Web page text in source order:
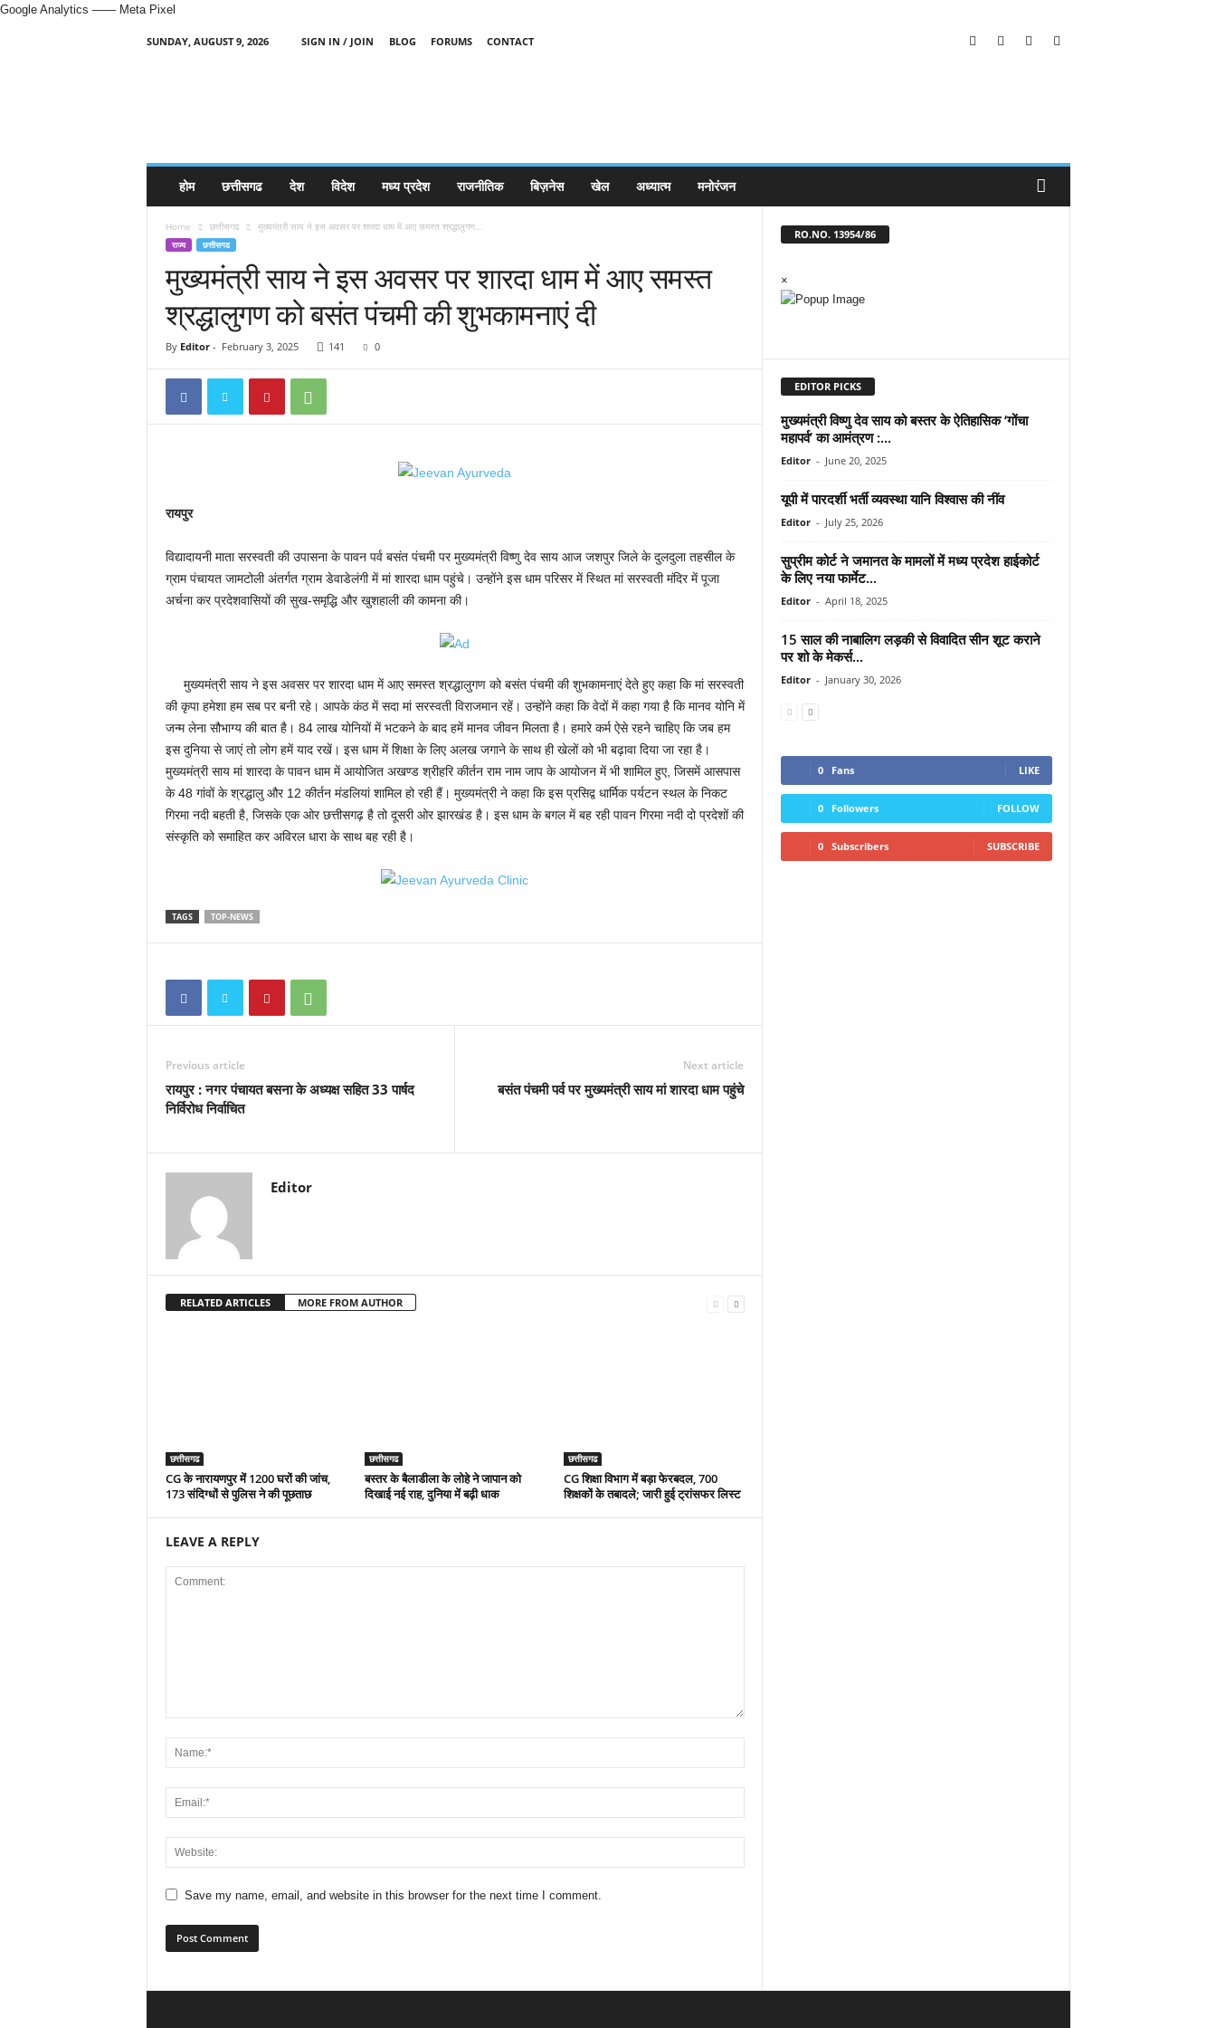
Google Analytics —— Meta Pixel
SUNDAY, AUGUST 9, 2026 SIGN IN / JOIN BLOG FORUMS
CONTACT
होम छत्तीसगढ देश विदेश मध्य प्रदेश राजनीतिक बिज़नेस खेल अध्यात्म मनोरंजन
Home छत्तीसगढ मुख्यमंत्री साय ने इस अवसर पर शारदा धाम में आए समस्त श्रद्धालुगण...
राज्य छत्तीसगढ
मुख्यमंत्री साय ने इस अवसर पर शारदा धाम में आए समस्त
श्रद्धालुगण को बसंत पंचमी की शुभकामनाएं दी
By Editor- February 3, 2025 141 0
रायपुर
विद्यादायनी माता सरस्वती की उपासना के पावन पर्व बसंत पंचमी पर मुख्यमंत्री विष्णु देव साय आज जशपुर जिले के दुलदुला तहसील के
ग्राम पंचायत जामटोली अंतर्गत ग्राम डेवाडेलंगी में मां शारदा धाम पहुंचे। उन्होंने इस धाम परिसर में स्थित मां सरस्वती मंदिर में पूजा
अर्चना कर प्रदेशवासियों की सुख-समृद्धि और खुशहाली की कामना की।
मुख्यमंत्री साय ने इस अवसर पर शारदा धाम में आए समस्त श्रद्धालुगण को बसंत पंचमी की शुभकामनाएं देते हुए कहा कि मां सरस्वती
की कृपा हमेशा हम सब पर बनी रहे। आपके कंठ में सदा मां सरस्वती विराजमान रहें। उन्होंने कहा कि वेदों में कहा गया है कि मानव योनि में
जन्म लेना सौभाग्य की बात है। 84 लाख योनियों में भटकने के बाद हमें मानव जीवन मिलता है। हमारे कर्म ऐसे रहने चाहिए कि जब हम
इस दुनिया से जाएं तो लोग हमें याद रखें। इस धाम में शिक्षा के लिए अलख जगाने के साथ ही खेलों को भी बढ़ावा दिया जा रहा है।
मुख्यमंत्री साय मां शारदा के पावन धाम में आयोजित अखण्ड श्रीहरि कीर्तन राम नाम जाप के आयोजन में भी शामिल हुए, जिसमें आसपास
के 48 गांवों के श्रद्धालु और 12 कीर्तन मंडलियां शामिल हो रही हैं। मुख्यमंत्री ने कहा कि इस प्रसिद्व धार्मिक पर्यटन स्थल के निकट
गिरमा नदी बहती है, जिसके एक ओर छत्तीसगढ़ है तो दूसरी ओर झारखंड है। इस धाम के बगल में बह रही पावन गिरमा नदी दो प्रदेशों की
संस्कृति को समाहित कर अविरल धारा के साथ बह रही है।
TAGS TOP-NEWS
Previous article
रायपुर : नगर पंचायत बसना के अध्यक्ष सहित 33 पार्षद
निर्विरोध निर्वाचित
Next article
बसंत पंचमी पर्व पर मुख्यमंत्री साय मां शारदा धाम पहुंचे
Editor
RELATED ARTICLES MORE FROM AUTHOR
छत्तीसगढ
CG के नारायणपुर में 1200 घरों की जांच,
173 संदिग्धों से पुलिस ने की पूछताछ
छत्तीसगढ
बस्तर के बैलाडीला के लोहे ने जापान को
दिखाई नई राह, दुनिया में बढ़ी धाक
छत्तीसगढ
CG शिक्षा विभाग में बड़ा फेरबदल, 700
शिक्षकों के तबादले; जारी हुई ट्रांसफर लिस्ट
LEAVE A REPLY
Save my name, email, and website in this browser for the next time I comment.
RO.NO. 13954/86
×
EDITOR PICKS
मुख्यमंत्री विष्णु देव साय को बस्तर के ऐतिहासिक ‘गोंचा
महापर्व’ का आमंत्रण :...
Editor - June 20, 2025
यूपी में पारदर्शी भर्ती व्यवस्था यानि विश्वास की नींव
Editor - July 25, 2026
सुप्रीम कोर्ट ने जमानत के मामलों में मध्य प्रदेश हाईकोर्ट
के लिए नया फार्मेट...
Editor - April 18, 2025
15 साल की नाबालिग लड़की से विवादित सीन शूट कराने
पर शो के मेकर्स...
Editor - January 30, 2026
0 Fans LIKE
0 Followers FOLLOW
0 Subscribers SUBSCRIBE